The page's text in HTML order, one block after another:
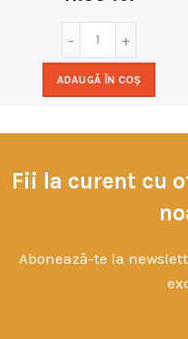
ADAUGĂ ÎN COȘ
Fii la curent cu
Abonează-te la